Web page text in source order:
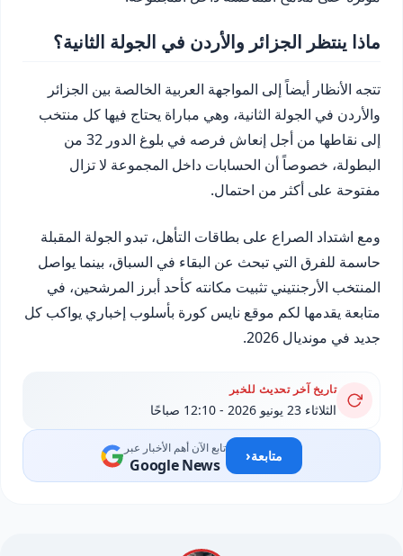
ماذا ينتظر الجزائر والأردن في الجولة الثانية؟
تتجه الأنظار أيضاً إلى المواجهة العربية الخالصة بين الجزائر
والأردن في الجولة الثانية، وهي مباراة يحتاج فيها كل منتخب
إلى نقاطها من أجل إنعاش فرصه في بلوغ الدور 32 من
البطولة، خصوصاً أن الحسابات داخل المجموعة لا تزال
مفتوحة على أكثر من احتمال.
ومع اشتداد الصراع على بطاقات التأهل، تبدو الجولة المقبلة
حاسمة للفرق التي تبحث عن البقاء في السباق، بينما يواصل
المنتخب الأرجنتيني تثبيت مكانته كأحد أبرز المرشحين، في
متابعة يقدمها لكم موقع نايس كورة بأسلوب إخباري يواكب كل
جديد في مونديال 2026.
تاريخ آخر تحديث للخبر
الثلاثاء 23 يونيو 2026 - 12:10 صباحًا
تابع الآن أهم الأخبار عبر
Google News متابعة‹